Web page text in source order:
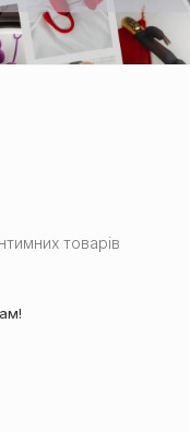
товарів